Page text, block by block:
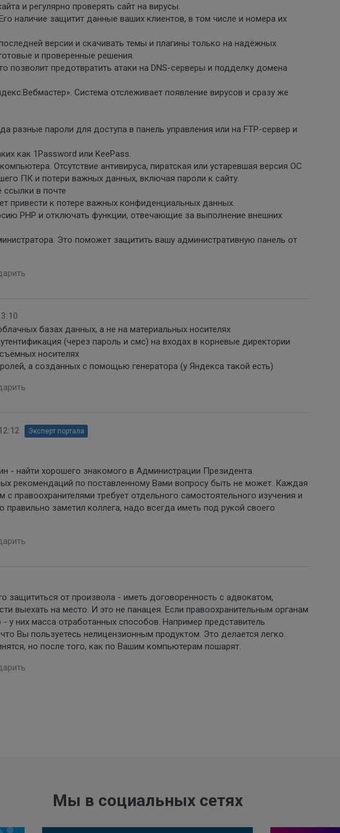
и регулярно проверять сайт на вирусы.
наличие защитит данные ваших клиентов, в том числе и номера их
версии и скачивать темы и плагины только на надёжных
и проверенные решения.
позволит предотвратить атаки на DNS-серверы и подделку домена
Система отслеживает появление вирусов и сразу же
разные пароли для доступа в панель управления или на FTP-сервер и
как 1Password или KeePass.
Отсутствие антивируса, пиратская или устаревшая версия ОС
ПК и потери важных данных, включая пароли к сайту.
ссылки в почте
привести к потере важных конфиденциальных данных.
PHP и отключать функции, отвечающие за выполнение внешних
Это поможет защитить вашу административную панель от
базах данных, а не на материальных носителях
(через пароль и смс) на входах в корневые директории
носителях
а созданных с помощью генератора (у Яндекса такой есть)
Эксперт портала
- найти хорошего знакомого в Администрации Президента.
рекомендаций по поставленному Вами вопросу быть не может. Каждая
с правоохранителями требует отдельного самостоятельного изучения и
правильно заметил коллега, надо всегда иметь под рукой своего
защититься от произвола - иметь договоренность с адвокатом,
выехать на место. И это не панацея. Если правоохранительным органам
у них масса отработанных способов. Например представитель
Вы пользуетесь нелицензионным продуктом. Это делается легко.
но после того, как по Вашим компьютерам пошарят.
Мы в социальных сетях